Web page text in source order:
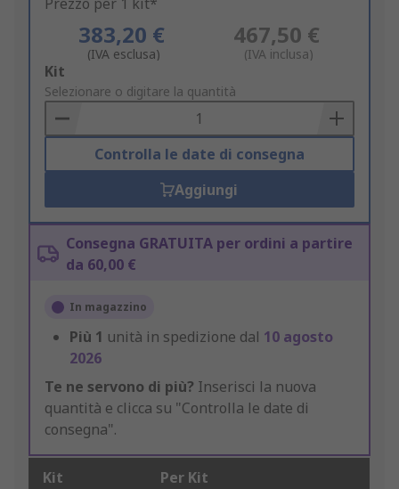
Prezzo per 1 kit*
383,20 €
(IVA esclusa)
467,50 €
(IVA inclusa)
Add
to
Basket
Kit
Selezionare o digitare la quantità
Controlla le date di consegna
Aggiungi
Consegna GRATUITA per ordini a partire
da 60,00 €
In magazzino
Più 1 unità in spedizione dal 10 agosto
2026
Te ne servono di più? Inserisci la nuova
quantità e clicca su "Controlla le date di
consegna".
Kit Per Kit